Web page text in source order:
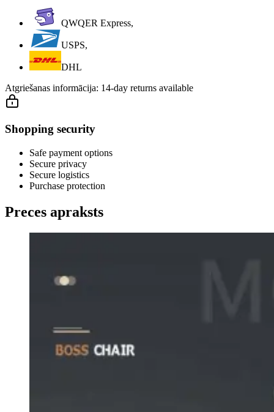
QWQER Express,
USPS,
DHL
Atgriešanas informācija: 14-day returns available
Shopping security
Safe payment options
Secure privacy
Secure logistics
Purchase protection
Preces apraksts